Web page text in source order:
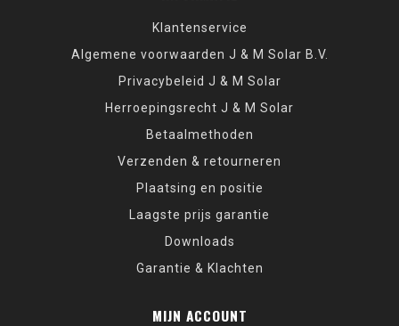
Klantenservice
Algemene voorwaarden J & M Solar B.V.
Privacybeleid J & M Solar
Herroepingsrecht J & M Solar
Betaalmethoden
Verzenden & retourneren
Plaatsing en positie
Laagste prijs garantie
Downloads
Garantie & Klachten
MIJN ACCOUNT